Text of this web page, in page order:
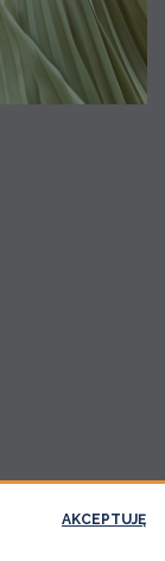
AKCEPTUJĘ